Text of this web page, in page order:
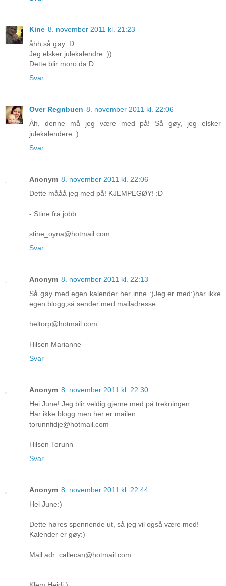
Kine 8. november 2011 kl. 21:23
åhh så gøy :D
Jeg elsker julekalendre :))
Dette blir moro da:D
Svar
Over Regnbuen 8. november 2011 kl. 22:06
Åh, denne må jeg være med på! Så gøy, jeg elsker
julekalendere :)
Svar
Anonym 8. november 2011 kl. 22:06
Dette mååå jeg med på! KJEMPEGØY! :D
- Stine fra jobb
stine_oyna@hotmail.com
Svar
Anonym 8. november 2011 kl. 22:13
Så gøy med egen kalender her inne :)Jeg er med:)har ikke
egen blogg,så sender med mailadresse.
heltorp@hotmail.com
Hilsen Marianne
Svar
Anonym 8. november 2011 kl. 22:30
Hei June! Jeg blir veldig gjerne med på trekningen.
Har ikke blogg men her er mailen:
torunnfidje@hotmail.com
Hilsen Torunn
Svar
Anonym 8. november 2011 kl. 22:44
Hei June:)
Dette høres spennende ut, så jeg vil også være med!
Kalender er gøy:)
Mail adr: callecan@hotmail.com